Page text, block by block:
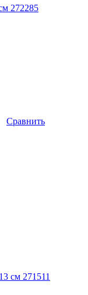
272285
Сравнить